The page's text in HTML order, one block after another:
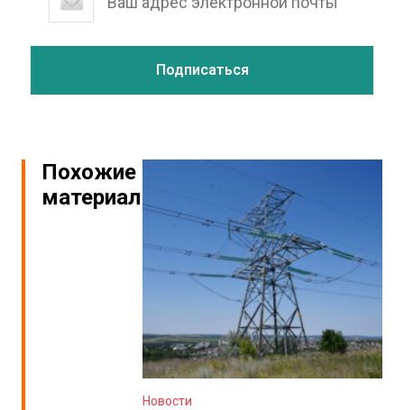
Похожие
материалы
Новости